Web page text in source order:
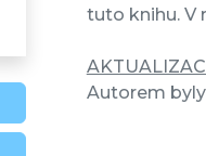
tuto knihu. V
Autorem